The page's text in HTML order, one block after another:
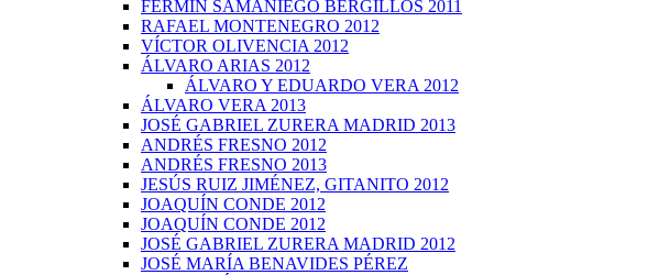
FERMÍN SAMANIEGO BERGILLOS 2011
RAFAEL MONTENEGRO 2012
VÍCTOR OLIVENCIA 2012
ÁLVARO ARIAS 2012
ÁLVARO Y EDUARDO VERA 2012
ÁLVARO VERA 2013
JOSÉ GABRIEL ZURERA MADRID 2013
ANDRÉS FRESNO 2012
ANDRÉS FRESNO 2013
JESÚS RUIZ JIMÉNEZ, GITANITO 2012
JOAQUÍN CONDE 2012
JOAQUÍN CONDE 2012
JOSÉ GABRIEL ZURERA MADRID 2012
JOSÉ MARÍA BENAVIDES PÉREZ